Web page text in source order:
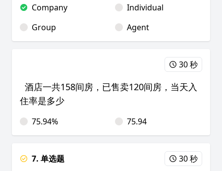
Company
Individual
Group
Agent
30 秒
酒店一共158间房，已售卖120间房，当天入
住率是多少
75.94% 75.94
7. 单选题 30 秒